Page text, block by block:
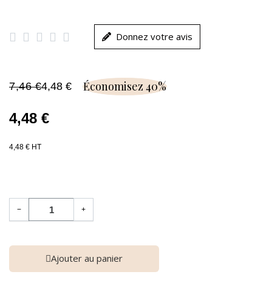
     Donnez votre avis
7,46 €4,48 € Économisez 40%
4,48 €
4,48 € HT
− +
Ajouter au panier